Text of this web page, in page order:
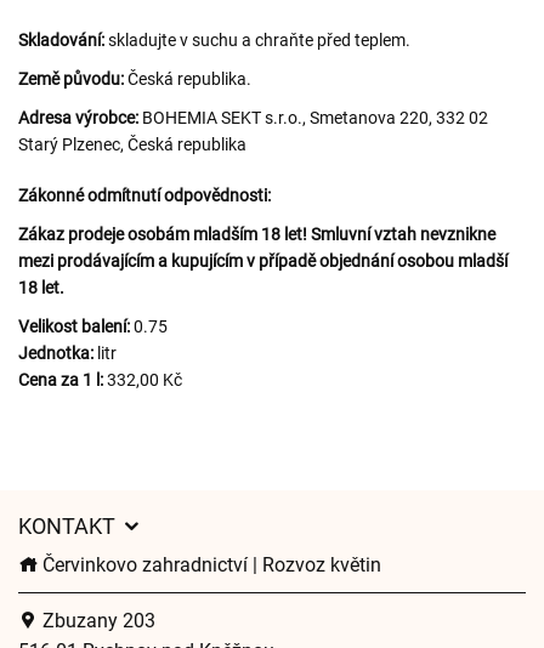
Skladování:skladujte v suchu a chraňte před teplem.
Země původu:Česká republika.
Adresa výrobce: BOHEMIA SEKT s.r.o., Smetanova 220, 332 02
Starý Plzenec, Česká republika
Zákonné odmítnutí odpovědnosti:
Zákaz prodeje osobám mladším 18 let! Smluvní vztah nevznikne
mezi prodávajícím a kupujícím v případě objednání osobou mladší
18 let.
Velikost balení:0.75
Jednotka: litr
Cena za 1 l:332,00 Kč
KONTAKT
Červinkovo zahradnictví | Rozvoz květin
Zbuzany 203